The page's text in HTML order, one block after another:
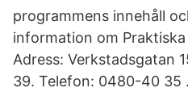
programmens innehåll
information om Praktiska
Adress: Verkstadsgatan
39. Telefon: 0480-40 35